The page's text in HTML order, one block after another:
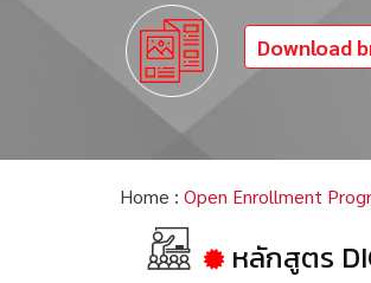
Download
Home : Open Enrollment
หลักสูตร